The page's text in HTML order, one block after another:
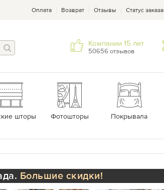
Оплата Возврат Отзывы Статус заказа
Компании 15 лет
50656 отзывов
шторы Фотошторы Покрывала
Большие скидки!